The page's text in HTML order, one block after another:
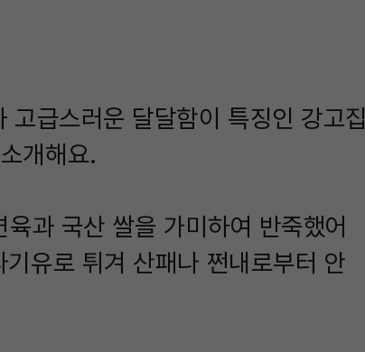
고급스러운 달달함이 특징인 강고집
개해요.
과 국산 쌀을 가미하여 반죽했어
유로 튀겨 산패나 쩐내로부터 안